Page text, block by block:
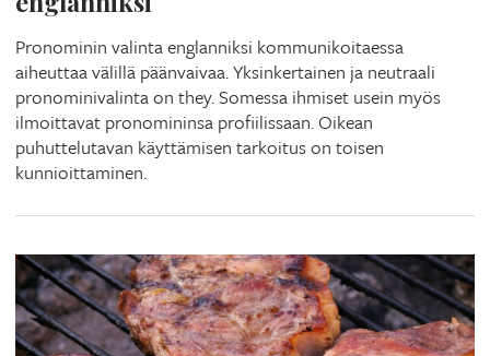
Pronominin valinta englanniksi kommunikoitaessa
aiheuttaa välillä päänvaivaa. Yksinkertainen ja neutraali
pronominivalinta on they. Somessa ihmiset usein myös
ilmoittavat pronomininsa profiilissaan. Oikean
puhuttelutavan käyttämisen tarkoitus on toisen
kunnioittaminen.